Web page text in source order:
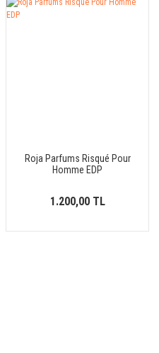
Roja Parfums Risqué Pour
Homme EDP
1.200,00 TL